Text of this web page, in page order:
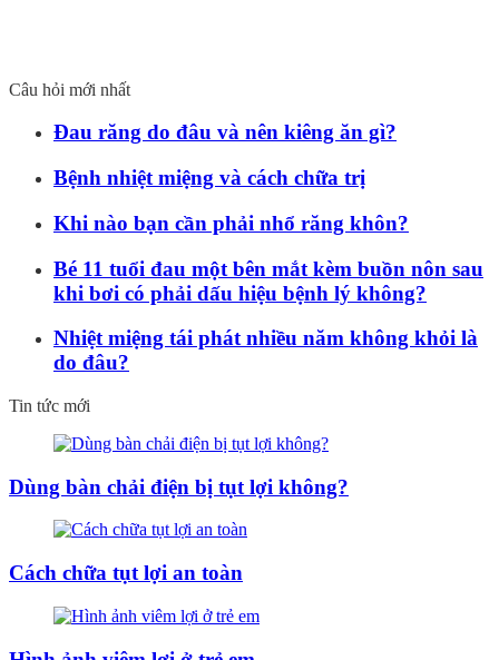
Câu hỏi mới nhất
Đau răng do đâu và nên kiêng ăn gì?
Bệnh nhiệt miệng và cách chữa trị
Khi nào bạn cần phải nhổ răng khôn?
Bé 11 tuổi đau một bên mắt kèm buồn nôn sau
khi bơi có phải dấu hiệu bệnh lý không?
Nhiệt miệng tái phát nhiều năm không khỏi là
do đâu?
Tin tức mới
Dùng bàn chải điện bị tụt lợi không?
Cách chữa tụt lợi an toàn